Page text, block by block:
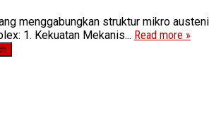
menggabungkan struktur mikro
1. Kekuatan Mekanis... Read more »